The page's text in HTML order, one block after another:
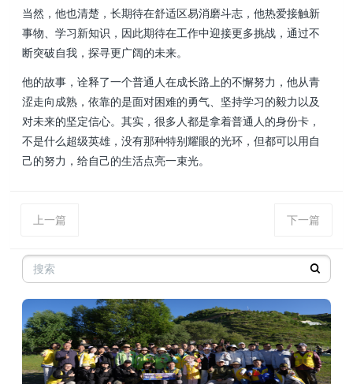
当然，他也清楚，长期待在舒适区易消磨斗志，他热爱接触新
事物、学习新知识，因此期待在工作中迎接更多挑战，通过不
断突破自我，探寻更广阔的未来。
他的故事，诠释了一个普通人在成长路上的不懈努力，他从青
涩走向成熟，依靠的是面对困难的勇气、坚持学习的毅力以及
对未来的坚定信心。其实，很多人都是拿着普通人的身份卡，
不是什么超级英雄，没有那种特别耀眼的光环，但都可以用自
己的努力，给自己的生活点亮一束光。
上一篇 下一篇